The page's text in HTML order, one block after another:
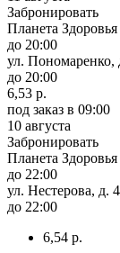
Забронировать
Планета
до 20:00
ул. Пономаренко,
до 20:00
6,53 р.
под заказ в 09:00
10 августа
Забронировать
Планета
до 22:00
ул. Нестерова, д.
до 22:00
6,54 р.